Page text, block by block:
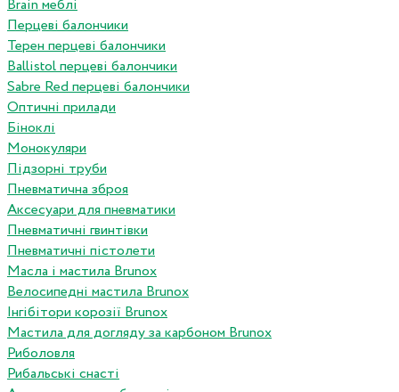
Brain меблі
Перцеві балончики
Терен перцеві балончики
Ballistol перцеві балончики
Sabre Red перцеві балончики
Оптичні прилади
Біноклі
Монокуляри
Підзорні труби
Пневматична зброя
Аксесуари для пневматики
Пневматичні гвинтівки
Пневматичні пістолети
Масла і мастила Brunox
Велосипедні мастила Brunox
Інгібітори корозії Brunox
Мастила для догляду за карбоном Brunox
Риболовля
Рибальські снасті